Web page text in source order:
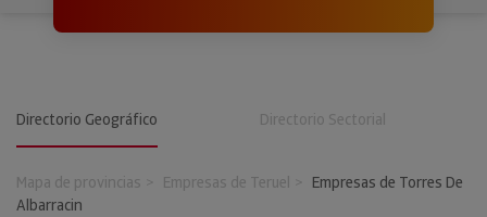
Directorio Geográfico Directorio Sectorial
Mapa de provincias Empresas de Teruel
Empresas de Torres De
Albarracin